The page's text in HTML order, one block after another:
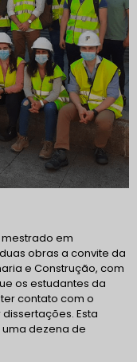
mestrado em
obras a convite da
e Construção, com
os estudantes da
contato com o
Esta
dezena de